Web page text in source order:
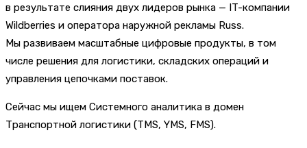
в результате слияния двух лидеров рынка — IT-компании
Wildberries и оператора наружной рекламы Russ.
Мы развиваем масштабные цифровые продукты, в том
числе решения для логистики, складских операций и
управления цепочками поставок.
Сейчас мы ищем Системного аналитика в домен
Транспортной логистики (TMS, YMS, FMS).